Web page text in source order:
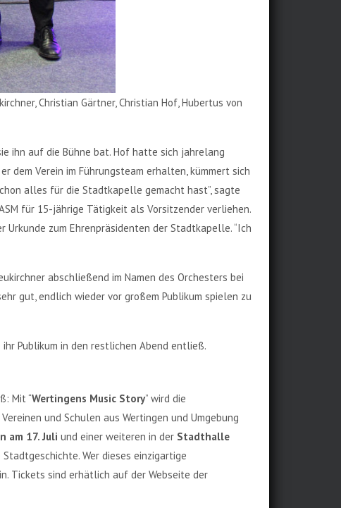
Christian Gärtner, Christian Hof, Hubertus von
ihn auf die Bühne bat. Hof hatte sich jahrelang
Verein im Führungsteam erhalten, kümmert sich
alles für die Stadtkapelle gemacht hast”, sagte
für 15-jährige Tätigkeit als Vorsitzender verliehen.
zum Ehrenpräsidenten der Stadtkapelle. “Ich
abschließend im Namen des Orchesters bei
gut, endlich wieder vor großem Publikum spielen zu
Publikum in den restlichen Abend entließ.
Mit “Wertingens Music Story” wird die
und Schulen aus Wertingen und Umgebung
am 17. Juli und einer weiteren in der Stadthalle
Wer dieses einzigartige
Tickets sind erhätlich auf der Webseite der